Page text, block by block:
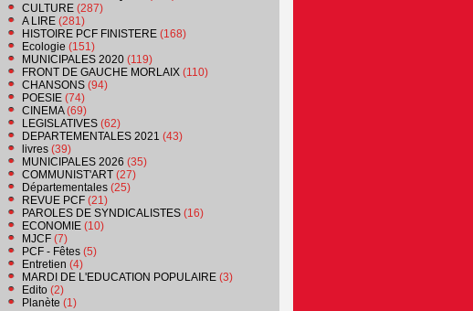
CULTURE (287)
A LIRE (281)
HISTOIRE PCF FINISTERE (168)
Ecologie (151)
MUNICIPALES 2020 (119)
FRONT DE GAUCHE MORLAIX (110)
CHANSONS (94)
POESIE (74)
CINEMA(69)
LEGISLATIVES (62)
DEPARTEMENTALES 2021 (43)
livres (39)
MUNICIPALES 2026 (35)
COMMUNIST'ART (27)
Départementales (25)
REVUE PCF (21)
PAROLES DE SYNDICALISTES (16)
ECONOMIE (10)
MJCF (7)
PCF - Fêtes (5)
Entretien (4)
MARDI DE L'EDUCATION POPULAIRE (3)
Edito (2)
Planète (1)